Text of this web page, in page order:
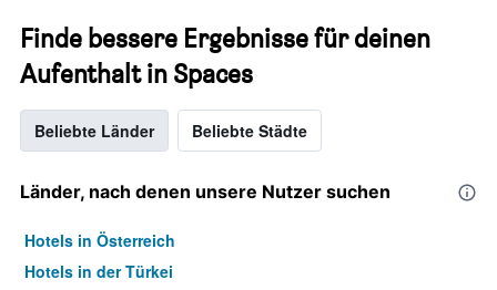
Finde bessere Ergebnisse für deinen
Aufenthalt in Spaces
Beliebte Länder Beliebte Städte
Länder, nach denen unsere Nutzer suchen
Hotels in Österreich
Hotels in der Türkei